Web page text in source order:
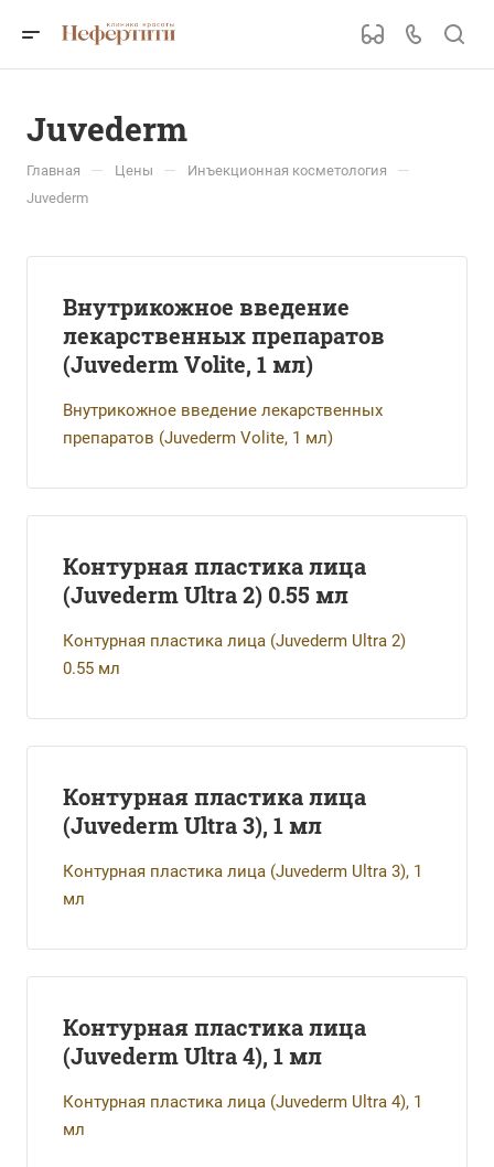
Juvederm
Главная — Цены — Инъекционная косметология —
Juvederm
Внутрикожное введение
лекарственных препаратов
(Juvederm Volite, 1 мл)
Внутрикожное введение лекарственных
препаратов (Juvederm Volite, 1 мл)
Контурная пластика лица
(Juvederm Ultra 2) 0.55 мл
Контурная пластика лица (Juvederm Ultra 2)
0.55 мл
Контурная пластика лица
(Juvederm Ultra 3), 1 мл
Контурная пластика лица (Juvederm Ultra 3), 1
мл
Контурная пластика лица
(Juvederm Ultra 4), 1 мл
Контурная пластика лица (Juvederm Ultra 4), 1
мл